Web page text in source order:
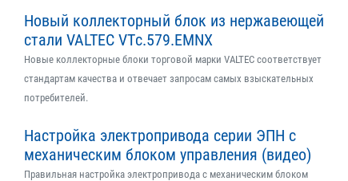
Новый коллекторный блок из нержавеющей
стали VALTEC VTс.579.EMNX
Новые коллекторные блоки торговой марки VALTEC соответствует
стандартам качества и отвечает запросам самых взыскательных
потребителей.
Настройка электропривода серии ЭПН с
механическим блоком управления (видео)
Правильная настройка электропривода с механическим блоком